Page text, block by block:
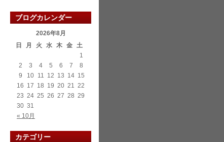
ブログカレンダー
2026年8月
日
月 火 水 木 金 土
« 10月
1
2
3 4 5 6 7
8
9
10 11 12 13 14 15
16 17 18 19 20 21 22
23 24 25 26 27 28 29
30 31
カテゴリー